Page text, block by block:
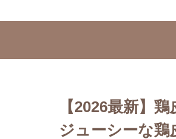
【2026最新】
ジューシーな